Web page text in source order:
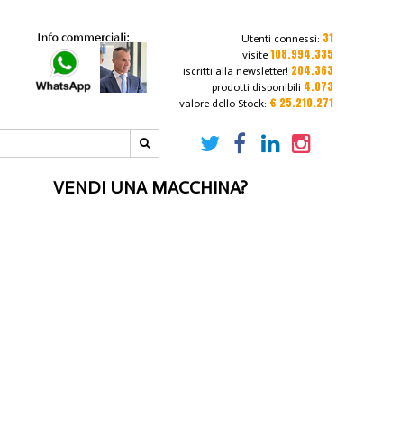
Utenti connessi: 31
visite 108.994.335
iscritti alla newsletter! 204.363
prodotti disponibili 4.073
valore dello Stock: € 25.210.271
VENDI UNA MACCHINA?